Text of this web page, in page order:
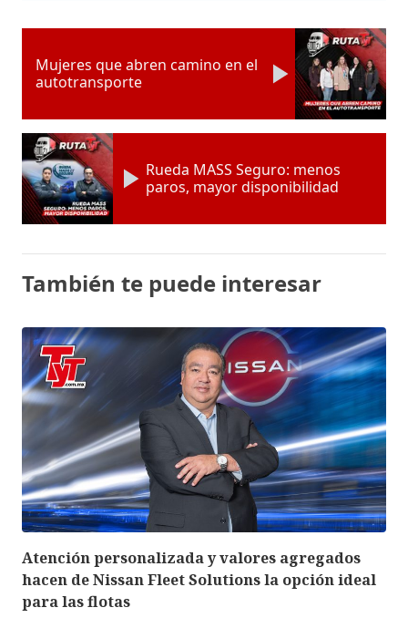
Mujeres que abren camino en el
autotransporte
Rueda MASS Seguro: menos
paros, mayor disponibilidad
También te puede interesar
Atención personalizada y valores agregados
hacen de Nissan Fleet Solutions la opción ideal
para las flotas